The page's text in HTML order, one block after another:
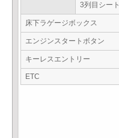
3列目シート
床下ラゲージボックス
エンジンスタートボタン
キーレスエントリー
ETC